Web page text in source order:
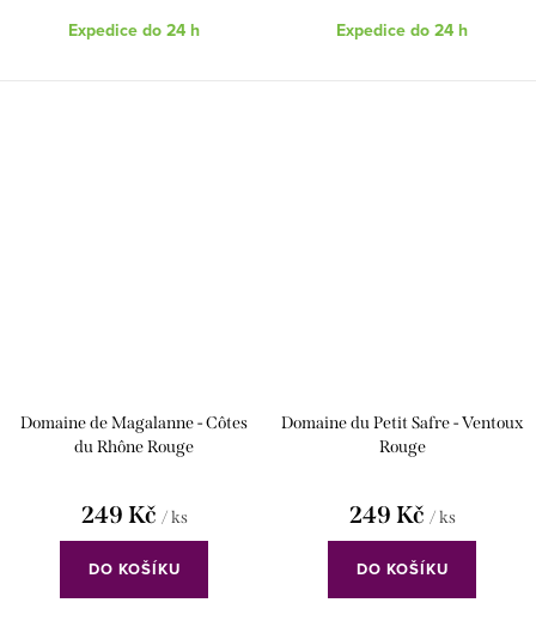
Expedice do 24 h Expedice do 24 h
Domaine de Magalanne - Côtes
du Rhône Rouge
249 Kč / ks
DO KOŠÍKU
Domaine du Petit Safre - Ventoux
Rouge
249 Kč / ks
DO KOŠÍKU